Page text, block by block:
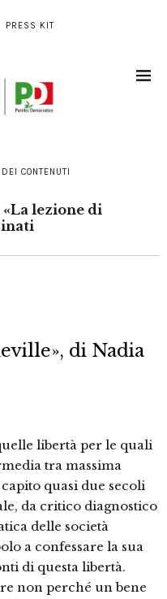
PRESS KIT
CONTENUTI
«La lezione di
di Nadia
libertà per le quali
tra massima
quasi due secoli
da critico diagnostico
delle società
a confessare la sua
di questa libertà.
non perché un bene